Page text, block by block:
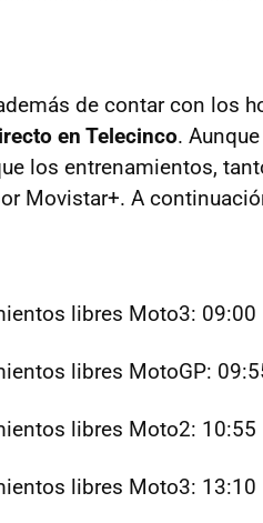
de contar con los
en Telecinco.
los entrenamientos,
Movistar+. A
libres Moto3: 09:00
libres MotoGP:
libres Moto2: 10:55
libres Moto3: 13:10